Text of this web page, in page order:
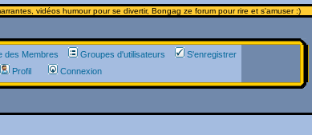
vidéos humour pour se divertir, Bongag ze forum pour rire et s'amuser :)
des Membres Groupes d'utilisateurs
S'enregistrer
Profil
Connexion